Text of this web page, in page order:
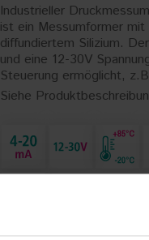
Industrieller
ist ein Messumformer
diffundiertem Silizium.
und eine 12-30V
Steuerung ermöglicht,
Siehe